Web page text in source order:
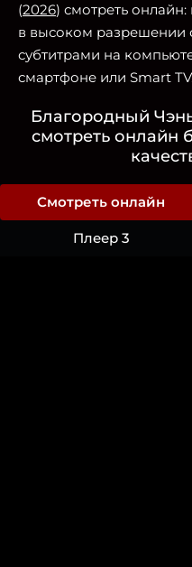
(2026) смотреть
в высоком разрешении
субтитрами на
смартфоне или Smart
Благородный
смотреть онлайн
Смотреть онлайн
Плеер 3